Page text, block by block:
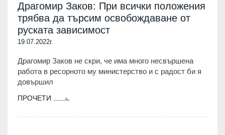
Драгомир Заков: При всички положения
трябва да търсим освобождаване от
руската зависимост
19.07.2022г.
Драгомир Заков не скри, че има много несвършена
работа в ресорното му министерство и с радост би я
довършил
ПРОЧЕТИ